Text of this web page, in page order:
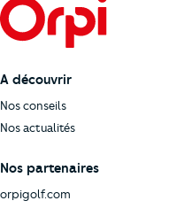
A découvrir
Nos conseils
Nos actualités
Nos partenaires
orpigolf.com